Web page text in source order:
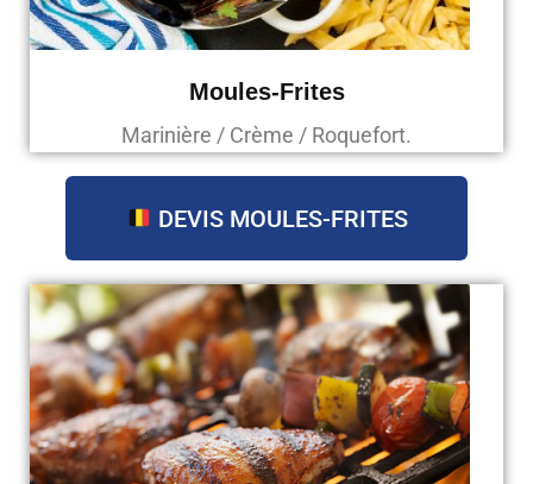
Moules-Frites
Marinière / Crème / Roquefort.
DEVIS MOULES-FRITES